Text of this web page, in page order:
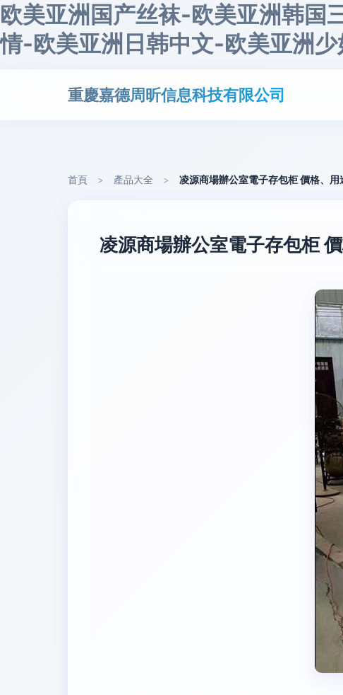
欧美亚洲国产丝袜-欧美亚洲韩国
情-欧美亚洲日韩中文-欧美亚洲
重慶嘉德周昕信息科技有限公司
首頁 > 產品大全 > 凌源商場辦公室電子存包柜 價格、
凌源商場辦公室電子存包柜